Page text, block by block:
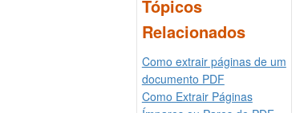
Tópicos
Relacionados
Como extrair páginas de um
documento PDF
Como Extrair Páginas